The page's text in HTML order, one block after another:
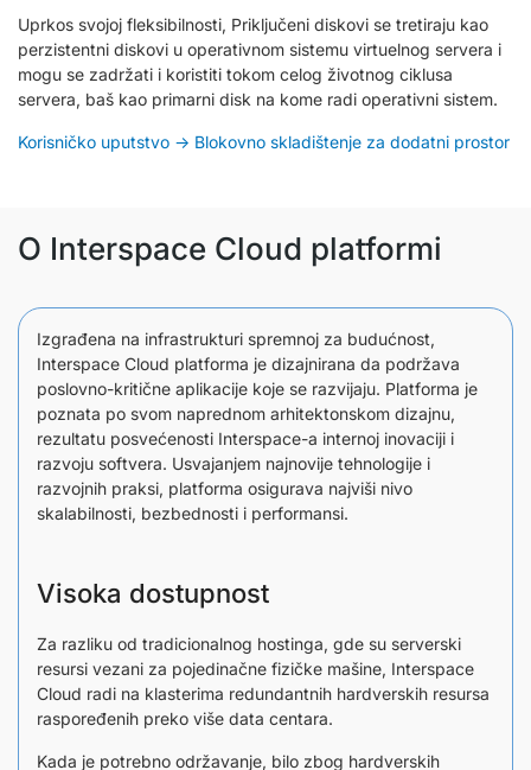
Uprkos svojoj fleksibilnosti, Priključeni diskovi se tretiraju kao
perzistentni diskovi u operativnom sistemu virtuelnog servera i
mogu se zadržati i koristiti tokom celog životnog ciklusa
servera, baš kao primarni disk na kome radi operativni sistem.
Korisničko uputstvo → Blokovno skladištenje za dodatni prostor
O Interspace Cloud platformi
Izgrađena na infrastrukturi spremnoj za budućnost,
Interspace Cloud platforma je dizajnirana da podržava
poslovno-kritične aplikacije koje se razvijaju. Platforma je
poznata po svom naprednom arhitektonskom dizajnu,
rezultatu posvećenosti Interspace-a internoj inovaciji i
razvoju softvera. Usvajanjem najnovije tehnologije i
razvojnih praksi, platforma osigurava najviši nivo
skalabilnosti, bezbednosti i performansi.
Visoka dostupnost
Za razliku od tradicionalnog hostinga, gde su serverski
resursi vezani za pojedinačne fizičke mašine, Interspace
Cloud radi na klasterima redundantnih hardverskih resursa
raspoređenih preko više data centara.
Kada je potrebno održavanje, bilo zbog hardverskih